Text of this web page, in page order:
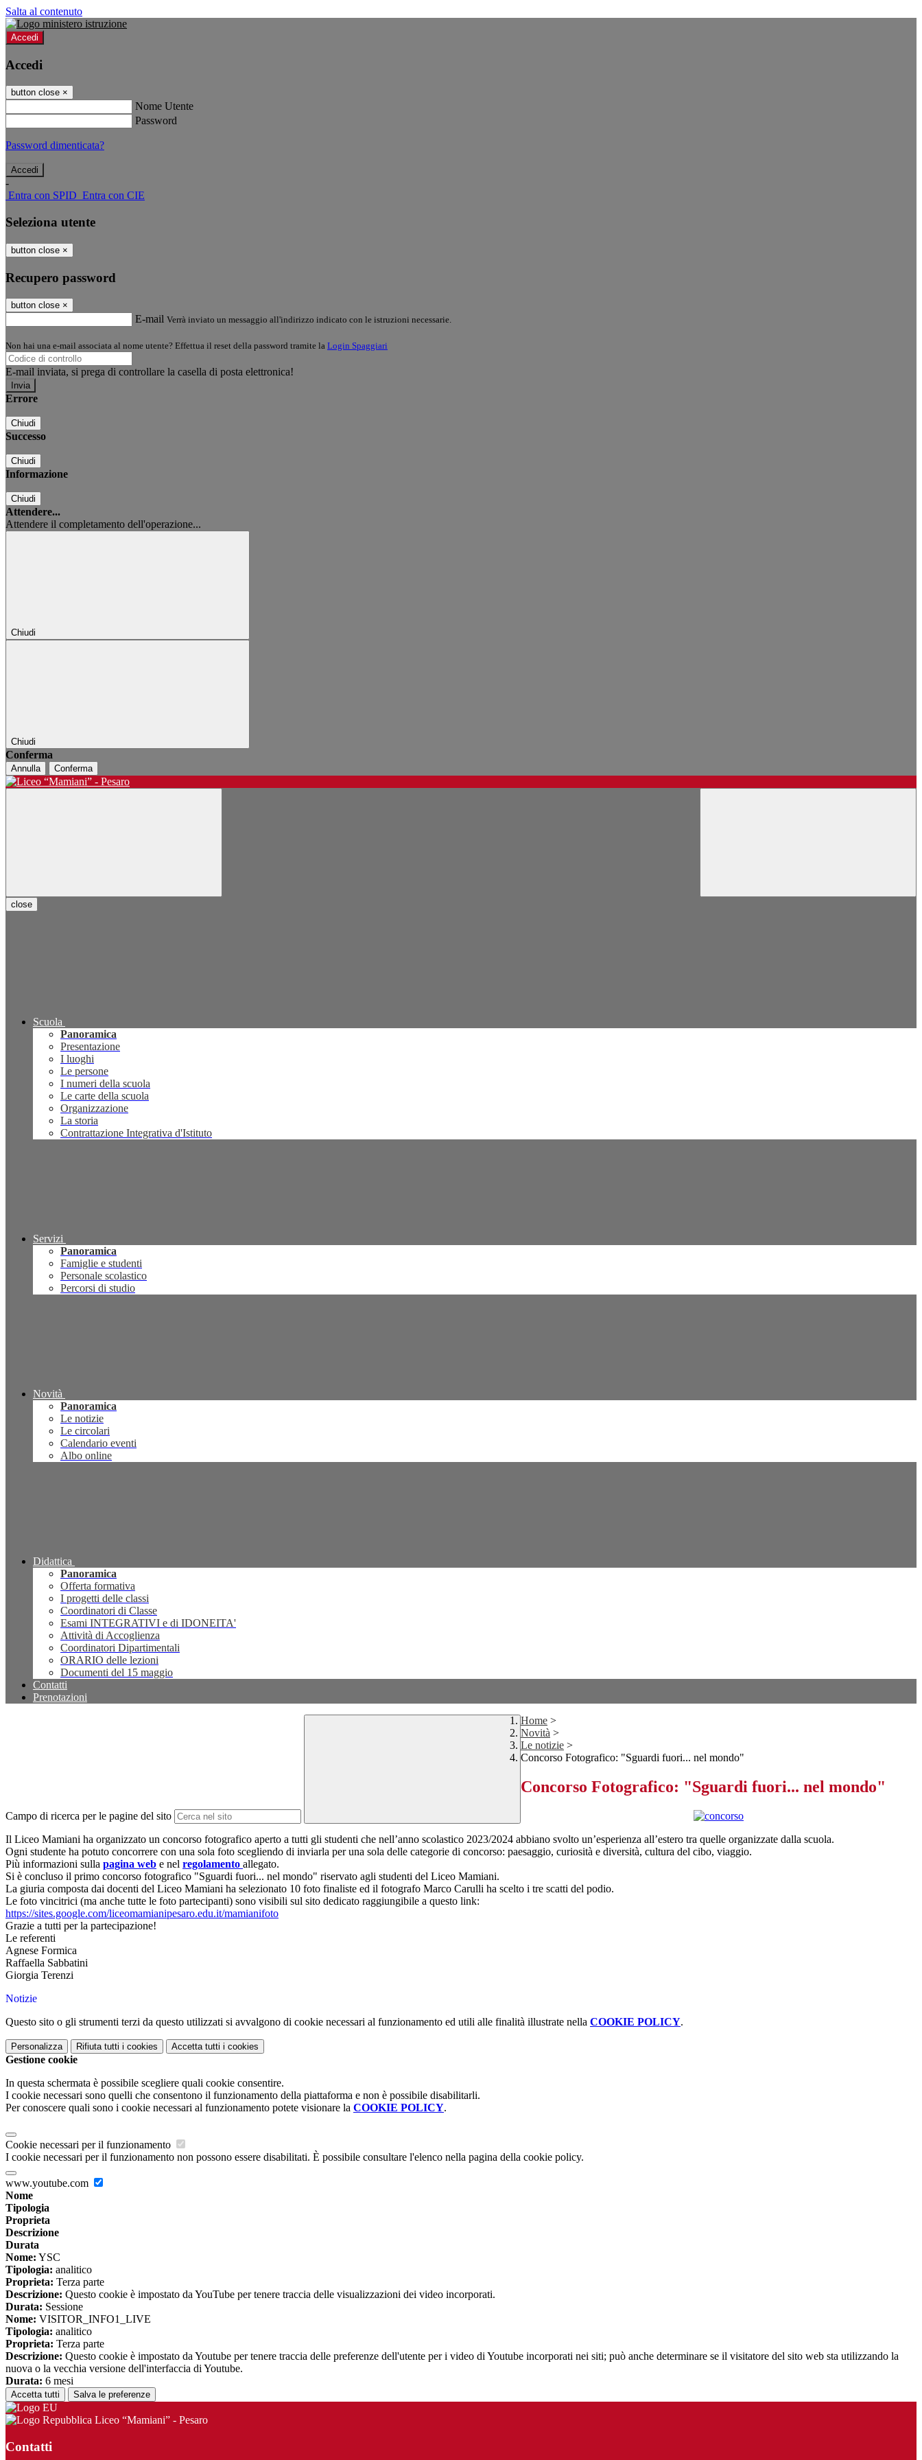
Salta al contenuto
Accedi
Accedi
button close ×
Nome Utente
Password
Password dimenticata?
-
Entra con SPID Entra con CIE
Seleziona utente
button close ×
Recupero password
button close ×
E-mail Verrà inviato un messaggio all'indirizzo indicato con le istruzioni necessarie.
Non hai una e-mail associata al nome utente? Effettua il reset della password tramite la Login Spaggiari
E-mail inviata, si prega di controllare la casella di posta elettronica!
Errore
Chiudi
Successo
Chiudi
Informazione
Chiudi
Attendere...
Attendere il completamento dell'operazione...
Chiudi
Chiudi
Conferma
Annulla Conferma
close
Scuola
Panoramica
Presentazione
I luoghi
Le persone
I numeri della scuola
Le carte della scuola
Organizzazione
La storia
Contrattazione Integrativa d'Istituto
Servizi
Panoramica
Famiglie e studenti
Personale scolastico
Percorsi di studio
Novità
Panoramica
Le notizie
Le circolari
Calendario eventi
Albo online
Didattica
Panoramica
Offerta formativa
I progetti delle classi
Coordinatori di Classe
Esami INTEGRATIVI e di IDONEITA'
Attività di Accoglienza
Coordinatori Dipartimentali
ORARIO delle lezioni
Documenti del 15 maggio
Contatti
Prenotazioni
Campo di ricerca per le pagine del sito
Home >
Novità >
Le notizie >
Concorso Fotografico: "Sguardi fuori... nel mondo"
Concorso Fotografico: "Sguardi fuori... nel mondo"
Il Liceo Mamiani ha organizzato un concorso fotografico aperto a tutti gli studenti che nell’anno scolastico 2023/2024 abbiano svolto un’esperienza all’estero tra quelle organizzate dalla scuola.
Ogni studente ha potuto concorrere con una sola foto scegliendo di inviarla per una sola delle categorie di concorso: paesaggio, curiosità e diversità, cultura del cibo, viaggio.
Più informazioni sulla pagina web e nel regolamento allegato.
Si è concluso il primo concorso fotografico "Sguardi fuori... nel mondo" riservato agli studenti del Liceo Mamiani.
La giuria composta dai docenti del Liceo Mamiani ha selezionato 10 foto finaliste ed il fotografo Marco Carulli ha scelto i tre scatti del podio.
Le foto vincitrici (ma anche tutte le foto partecipanti) sono visibili sul sito dedicato raggiungibile a questo link:
https://sites.google.com/liceomamianipesaro.edu.it/mamianifoto
Grazie a tutti per la partecipazione!
Le referenti
Agnese Formica
Raffaella Sabbatini
Giorgia Terenzi
Notizie
Questo sito o gli strumenti terzi da questo utilizzati si avvalgono di cookie necessari al funzionamento ed utili alle finalità illustrate nella COOKIE POLICY.
Personalizza Rifiuta tutti i cookies Accetta tutti i cookies
Gestione cookie
In questa schermata è possibile scegliere quali cookie consentire.
I cookie necessari sono quelli che consentono il funzionamento della piattaforma e non è possibile disabilitarli.
Per conoscere quali sono i cookie necessari al funzionamento potete visionare la COOKIE POLICY.
Cookie necessari per il funzionamento
I cookie necessari per il funzionamento non possono essere disabilitati. È possibile consultare l'elenco nella pagina della cookie policy.
www.youtube.com
Nome
Tipologia
Proprieta
Descrizione
Durata
Nome: YSC
Tipologia: analitico
Proprieta: Terza parte
Descrizione: Questo cookie è impostato da YouTube per tenere traccia delle visualizzazioni dei video incorporati.
Durata: Sessione
Nome: VISITOR_INFO1_LIVE
Tipologia: analitico
Proprieta: Terza parte
Descrizione: Questo cookie è impostato da Youtube per tenere traccia delle preferenze dell'utente per i video di Youtube incorporati nei siti; può anche determinare se il visitatore del sito web sta utilizzando la
nuova o la vecchia versione dell'interfaccia di Youtube.
Durata: 6 mesi
Accetta tutti Salva le preferenze
Liceo “Mamiani” - Pesaro
Contatti